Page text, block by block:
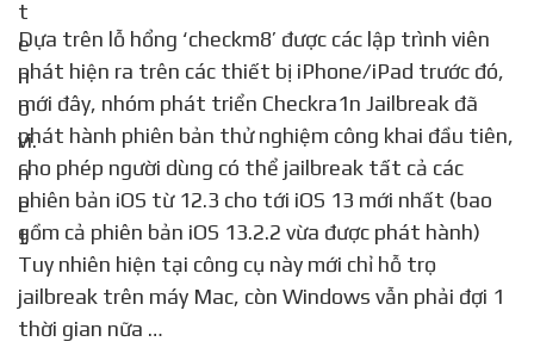
Dựa trên lỗ hổng ‘checkm8’ được các lập trình viên
phát hiện ra trên các thiết bị iPhone/iPad trước đó,
mới đây, nhóm phát triển Checkra1n Jailbreak đã
phát hành phiên bản thử nghiệm công khai đầu tiên,
cho phép người dùng có thể jailbreak tất cả các
phiên bản iOS từ 12.3 cho tới iOS 13 mới nhất (bao
gồm cả phiên bản iOS 13.2.2 vừa được phát hành)
Tuy nhiên hiện tại công cụ này mới chỉ hỗ trọ
jailbreak trên máy Mac, còn Windows vẫn phải đợi 1
thời gian nữa …